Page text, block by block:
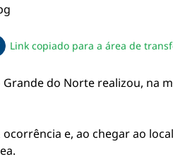
no twitter
pelo email
link da notícia
Link copiado para a área de
do Norte realizou, na
e, ao chegar ao